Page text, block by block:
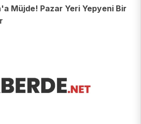
Müjde! Pazar Yeri Yepyeni Bir